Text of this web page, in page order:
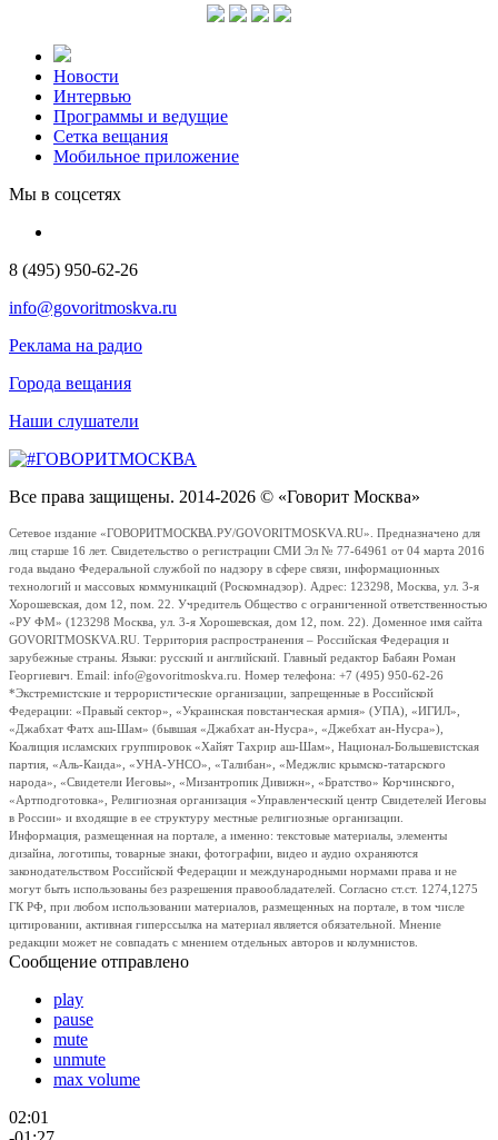
Новости
Интервью
Программы и ведущие
Сетка вещания
Мобильное приложение
Мы в соцсетях
8 (495) 950-62-26
info@govoritmoskva.ru
Реклама на радио
Города вещания
Наши слушатели
Все права защищены. 2014-2026 © «Говорит Москва»
Сетевое издание «ГОВОРИТМОСКВА.РУ/GOVORITMOSKVA.RU». Предназначено для
лиц старше 16 лет. Свидетельство о регистрации СМИ Эл № 77-64961 от 04 марта 2016
года выдано Федеральной службой по надзору в сфере связи, информационных
технологий и массовых коммуникаций (Роскомнадзор). Адрес: 123298, Москва, ул. 3-я
Хорошевская, дом 12, пом. 22. Учредитель Общество с ограниченной ответственностью
«РУ ФМ» (123298 Москва, ул. 3-я Хорошевская, дом 12, пом. 22). Доменное имя сайта
GOVORITMOSKVA.RU. Территория распространения – Российская Федерация и
зарубежные страны. Языки: русский и английский. Главный редактор Бабаян Роман
Георгиевич. Email: info@govoritmoskva.ru. Номер телефона: +7 (495) 950-62-26
*Экстремистские и террористические организации, запрещенные в Российской
Федерации: «Правый сектор», «Украинская повстанческая армия» (УПА), «ИГИЛ»,
«Джабхат Фатх аш-Шам» (бывшая «Джабхат ан-Нусра», «Джебхат ан-Нусра»),
Коалиция исламских группировок «Хайят Тахрир аш-Шам», Национал-Большевистская
партия, «Аль-Каида», «УНА-УНСО», «Талибан», «Меджлис крымско-татарского
народа», «Свидетели Иеговы», «Мизантропик Дивижн», «Братство» Корчинского,
«Артподготовка», Религиозная организация «Управленческий центр Свидетелей Иеговы
в России» и входящие в ее структуру местные религиозные организации.
Информация, размещенная на портале, а именно: текстовые материалы, элементы
дизайна, логотипы, товарные знаки, фотографии, видео и аудио охраняются
законодательством Российской Федерации и международными нормами права и не
могут быть использованы без разрешения правообладателей. Согласно ст.ст. 1274,1275
ГК РФ, при любом использовании материалов, размещенных на портале, в том числе
цитировании, активная гиперссылка на материал является обязательной. Мнение
редакции может не совпадать с мнением отдельных авторов и колумнистов.
Сообщение отправлено
play
pause
mute
unmute
max volume
02:01